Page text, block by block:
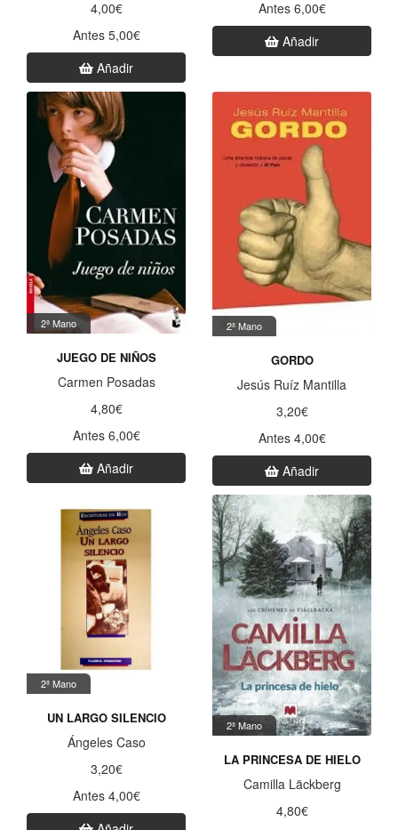
4,00€
Antes 5,00€
Añadir
Antes 6,00€
Añadir
2ª Mano
JUEGO DE NIÑOS
Carmen Posadas
4,80€
Antes 6,00€
Añadir
2ª Mano
GORDO
Jesús Ruíz Mantilla
3,20€
Antes 4,00€
Añadir
2ª Mano
UN LARGO SILENCIO
Ángeles Caso
3,20€
Antes 4,00€
2ª Mano
LA PRINCESA DE HIELO
Camilla Läckberg
4,80€